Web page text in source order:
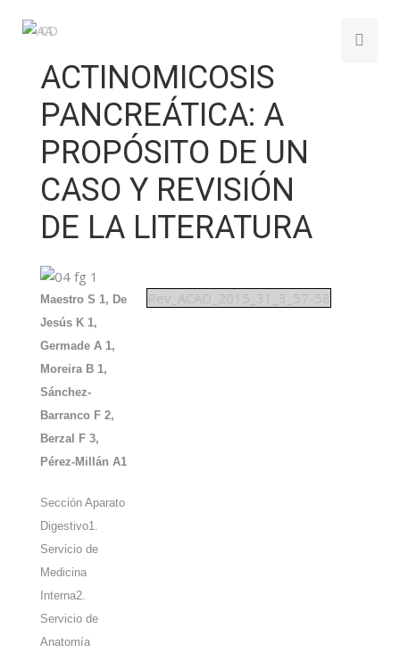
ACTINOMICOSIS
PANCREÁTICA: A
PROPÓSITO DE UN
CASO Y REVISIÓN
DE LA LITERATURA
Maestro S 1, De
Jesús K 1,
Germade A 1,
Moreira B 1,
Sánchez-
Barranco F 2,
Berzal F 3,
Pérez-Millán A1
Sección Aparato
Digestivo1
Servicio de
Medicina
Interna2
Servicio de
Anatomía
Rev_ACAD_2015_31_3_57-58